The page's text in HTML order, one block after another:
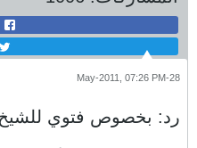
28-May-2011, 07:26 PM
رد: بخصوص فتوي للشيخ